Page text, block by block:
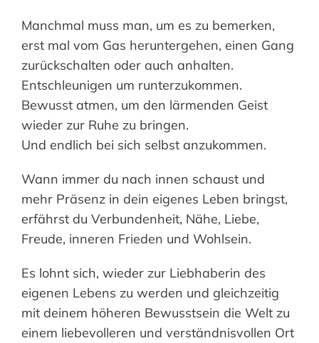
Manchmal muss man, um es zu bemerken,
erst mal vom Gas heruntergehen, einen Gang
zurückschalten oder auch anhalten.
Entschleunigen um runterzukommen.
Bewusst atmen, um den lärmenden Geist
wieder zur Ruhe zu bringen.
Und endlich bei sich selbst anzukommen.
Wann immer du nach innen schaust und
mehr Präsenz in dein eigenes Leben bringst,
erfährst du Verbundenheit, Nähe, Liebe,
Freude, inneren Frieden und Wohlsein.
Es lohnt sich, wieder zur Liebhaberin des
eigenen Lebens zu werden und gleichzeitig
mit deinem höheren Bewusstsein die Welt zu
einem liebevolleren und verständnisvollen Ort